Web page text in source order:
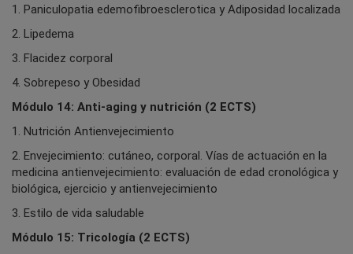
1. Paniculopatia edemofibroesclerotica y Adiposidad localizada
2. Lipedema
3. Flacidez corporal
4. Sobrepeso y Obesidad
Módulo 14: Anti-aging y nutrición (2 ECTS)
1. Nutrición Antienvejecimiento
2. Envejecimiento: cutáneo, corporal. Vías de actuación en la
medicina antienvejecimiento: evaluación de edad cronológica y
biológica, ejercicio y antienvejecimiento
3. Estilo de vida saludable
Módulo 15: Tricología (2 ECTS)